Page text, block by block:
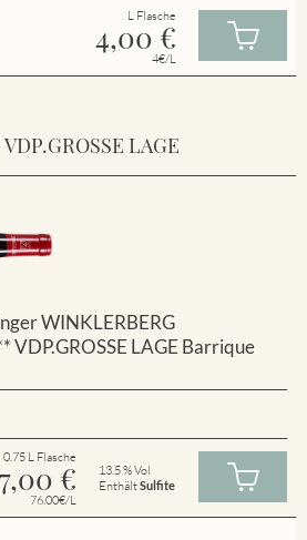
L Flasche
4,00 €
4€/L
LAGE
WINKLERBERG
VDP.GROSSE LAGE Barrique
0.75 L Flasche
€
76.00€/L
13.5 % Vol
EnthältSulfite